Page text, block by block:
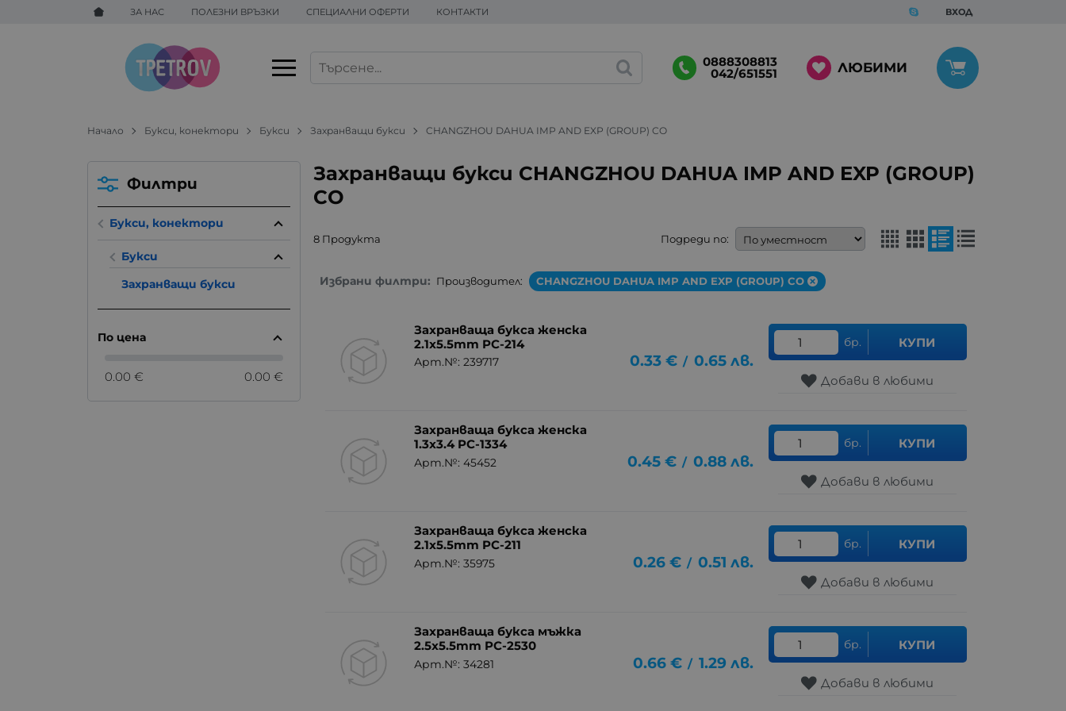
ЗА НАС ПОЛЕЗНИ ВРЪЗКИ СПЕЦИАЛНИ ОФЕРТИ КОНТАКТИ ВХОД
0888308813
042/651551 ЛЮБИМИ
Начало Букси, конектори Букси Захранващи букси CHANGZHOU DAHUA IMP AND EXP (GROUP) CO
Захранващи букси CHANGZHOU DAHUA IMP AND EXP (GROUP)
CO
8 Продукта Подреди по:
Избрани филтри: Производител: CHANGZHOU DAHUA IMP AND EXP (GROUP) CO
Захранваща букса женска
2.1x5.5mm PC-214
Арт.№: 239717 0.33 € / 0.65 лв.
бр. КУПИ
Добави в любими
Захранваща букса женска
1.3x3.4 PC-1334
Арт.№: 45452 0.45 € / 0.88 лв.
бр. КУПИ
Добави в любими
Захранваща букса женска
2.1x5.5mm PC-211
Арт.№: 35975 0.26 € / 0.51 лв.
бр. КУПИ
Добави в любими
Захранваща букса мъжка
2.5x5.5mm PC-2530
Арт.№: 34281 0.66 € / 1.29 лв.
бр. КУПИ
Добави в любими
Филтри
Букси, конектори
Букси
Захранващи букси
По цена
0.00 € 0.00 €